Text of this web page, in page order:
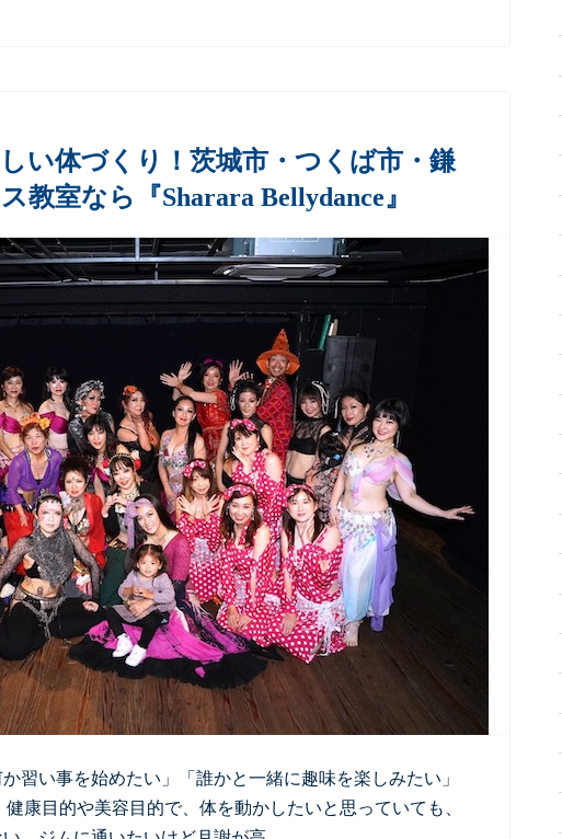
い体づくり！茨城市・つくば市・鎌
教室なら『Sharara Bellydance』
習い事を始めたい」「誰かと一緒に趣味を楽しみたい」
康目的や美容目的で、体を動かしたいと思っていても、